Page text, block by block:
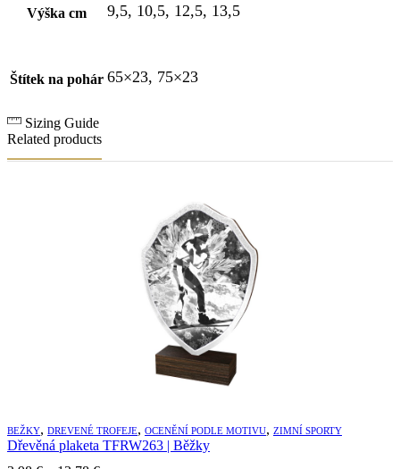
Výška cm 9,5, 10,5, 12,5, 13,5
Štítek na pohár 65×23, 75×23
Sizing Guide
Related products
BEŽKY, DREVENÉ TROFEJE, OCENĚNÍ PODLE MOTIVU, ZIMNÍ SPORTY
Dřevěná plaketa TFRW263 | Běžky